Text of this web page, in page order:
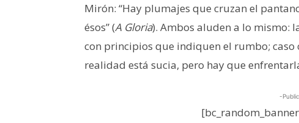
Mirón: “Hay plumajes que cruzan el
ésos” (A Gloria). Ambos aluden a lo mismo:
con principios que indiquen el rumbo; caso
realidad está sucia, pero hay que
-